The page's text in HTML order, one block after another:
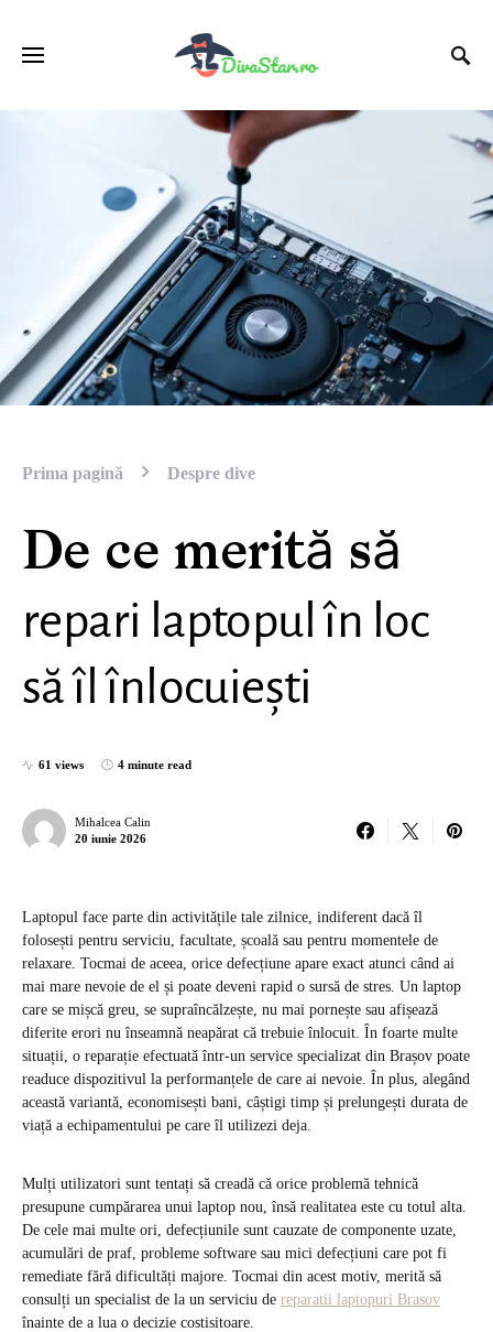
Prima pagină Despre dive
De ce merită să
repari laptopul în loc
să îl înlocuiești
61 views 4 minute read
Mihalcea Calin
20 iunie 2026
Laptopul face parte din activitățile tale zilnice, indiferent dacă îl
folosești pentru serviciu, facultate, școală sau pentru momentele de
relaxare. Tocmai de aceea, orice defecțiune apare exact atunci când ai
mai mare nevoie de el și poate deveni rapid o sursă de stres. Un laptop
care se mișcă greu, se supraîncălzește, nu mai pornește sau afișează
diferite erori nu înseamnă neapărat că trebuie înlocuit. În foarte multe
situații, o reparație efectuată într-un service specializat din Brașov poate
readuce dispozitivul la performanțele de care ai nevoie. În plus, alegând
această variantă, economisești bani, câștigi timp și prelungești durata de
viață a echipamentului pe care îl utilizezi deja.
Mulți utilizatori sunt tentați să creadă că orice problemă tehnică
presupune cumpărarea unui laptop nou, însă realitatea este cu totul alta.
De cele mai multe ori, defecțiunile sunt cauzate de componente uzate,
acumulări de praf, probleme software sau mici defecțiuni care pot fi
remediate fără dificultăți majore. Tocmai din acest motiv, merită să
consulți un specialist de la un serviciu de reparatii laptopuri Brasov
înainte de a lua o decizie costisitoare.